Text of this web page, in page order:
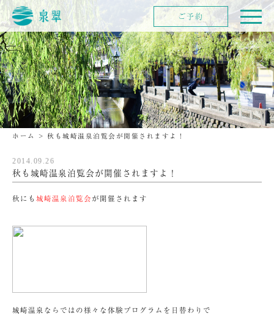
ホーム > 秋も城崎温泉泊覧会が開催されますよ！
2014.09.26
秋も城崎温泉泊覧会が開催されますよ！
秋にも 城崎温泉泊覧会が開催されます
城崎温泉ならではの様々な体験プログラムを日替わりで
ご予約